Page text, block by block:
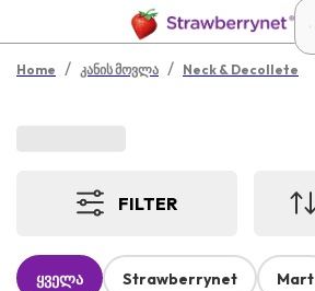
Home / კანის მოვლა / Neck & Decollete
FILTER
ყველა Strawberrynet Mart